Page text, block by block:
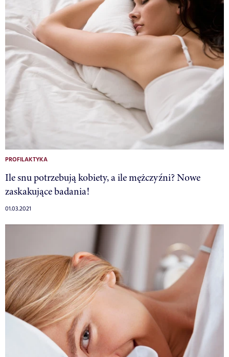
PROFILAKTYKA
Ile snu potrzebują kobiety, a ile mężczyźni? Nowe
zaskakujące badania!
01.03.2021